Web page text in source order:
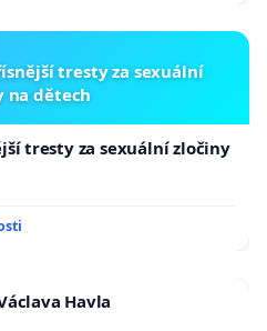
tresty za sexuální
na dětech
tresty za sexuální zločiny
Havla